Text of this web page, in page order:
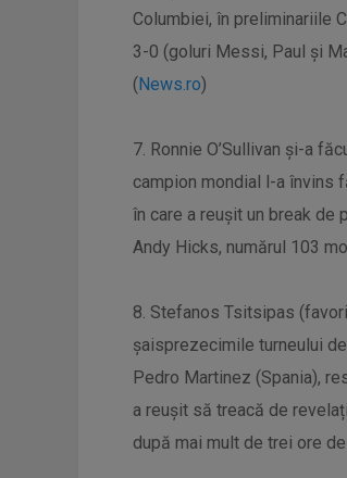
Columbiei, în preliminariile
3-0 (goluri Messi, Paul şi
(News.ro)
7. Ronnie O’Sullivan și-a
campion mondial l-a învins
în care a reușit un break de
Andy Hicks, numărul 103
8. Stefanos Tsitsipas
șaisprezecimile turneului
Pedro Martinez (Spania),
a reușit să treacă de
după mai mult de trei ore